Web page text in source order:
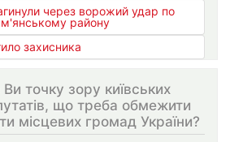
через ворожий удар по
району
захисника
точку зору київських
що треба обмежити
місцевих громад України?